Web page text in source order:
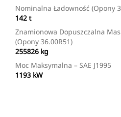
Nominalna Ładowność (opony
142 t
Znamionowa Dopuszczalna
(opony 36.00R51)
255826 kg
Moc Maksymalna – SAE J1995
1193 kW